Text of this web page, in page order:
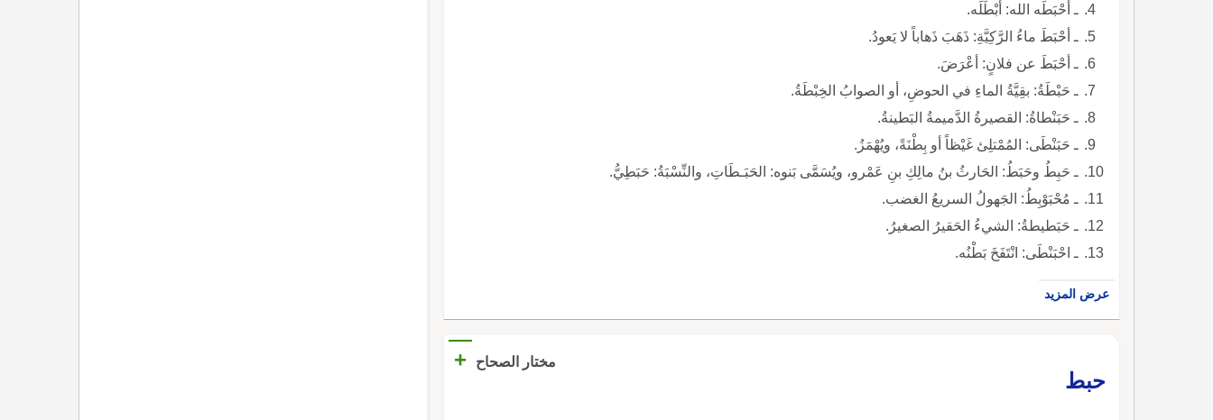
ـ أحْبَطَه الله: أبْطَلَه.
ـ أحْبَطَ ماءُ الرَّكِيَّةِ: ذَهَبَ ذَهاباً لا يَعودُ.
ـ أحْبَطَ عن فلانٍ: أعْرَضَ.
ـ حَبْطَةُ: بقِيَّةُ الماءِ في الحوضِ، أو الصوابُ الخِبْطَةُ.
ـ حَبَنْطاةُ: القصيرةُ الدَّميمةُ البَطينةُ.
ـ حَبَنْطَى: المُمْتلِئ غَيْظاً أو بِطْنَةً، ويُهْمَزُ.
ـ حَبِطُ وحَبَطُ: الحَارثُ بنُ مالِكِ بنِ عَمْرو، ويُسَمَّى بَنوه: الحَبَـطَاتِ، والنِّسْبَةُ: حَبَطِيُّ.
ـ مُحْبَوْبِطُ: الجَهولُ السريعُ الغضب.
ـ حَبَطيطةُ: الشيءُ الحَقيرُ الصغيرُ.
ـ احْبَنْطَى: انْتَفَخَ بَطْنُه.
عرض المزيد
مختار الصحاح
+
حبط